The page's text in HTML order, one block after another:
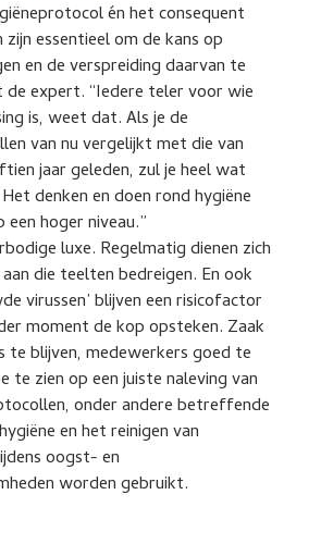
én het consequent
zijn essentieel om de kans op
en de verspreiding daarvan te
de expert. “Iedere teler voor wie
is, weet dat. Als je de
van nu vergelijkt met die van
jaar geleden, zul je heel wat
denken en doen rond hygiëne
hoger niveau.”
luxe. Regelmatig dienen zich
die teelten bedreigen. En ook
virussen’ blijven een risicofactor
moment de kop opsteken. Zaak
te blijven, medewerkers goed te
te zien op een juiste naleving van
onder andere betreffende
en het reinigen van
oogst- en
worden gebruikt.